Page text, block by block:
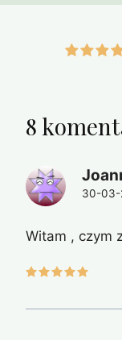
8
30-03-
Witam , czym